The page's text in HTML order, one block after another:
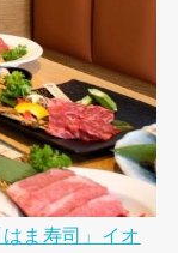
ま寿司」イオ